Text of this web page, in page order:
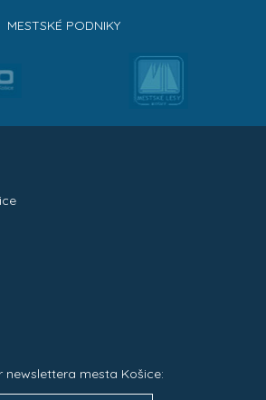
MESTSKÉ PODNIKY
newslettera mesta Košice: